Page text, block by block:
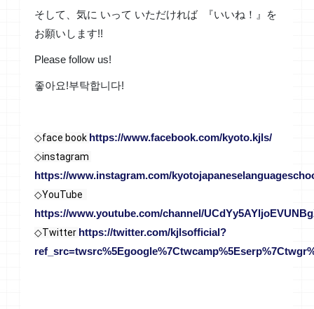
そして、気に いって いただければ 『いいね！』を
お願いします!!
Please follow us!
좋아요!부탁합니다!
◇face book https://www.facebook.com/kyoto.kjls/
https://www.instagram.com/
https://www.youtube.com/channel/
◇Twitter https://twitter.com/kjlsofficial?